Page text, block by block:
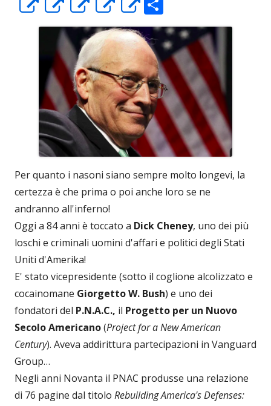
in
una
nuova
finestra
in
una
nuova
finestra
in
una
nuova
finestra
in
una
nuova
finestra
in
una
nuova
finestra
o
n
di
vi
di
Per quanto i nasoni siano sempre molto longevi, la
certezza è che prima o poi anche loro se ne
andranno all'inferno!
Oggi a 84 anni è toccato a Dick Cheney, uno dei più
loschi e criminali uomini d'affari e politici degli Stati
Uniti d'Amerika!
E' stato vicepresidente (sotto il coglione alcolizzato e
cocainomane Giorgetto W. Bush) e uno dei
fondatori del P.N.A.C., il Progetto per un Nuovo
Secolo Americano(Project for a New American
Century). Aveva addirittura partecipazioni in Vanguard
Group…
Negli anni Novanta il PNAC produsse una relazione
di 76 pagine dal titolo Rebuilding America's Defenses: